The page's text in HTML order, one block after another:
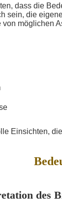
dass die
sein, die
möglichen
Einsichten,
des